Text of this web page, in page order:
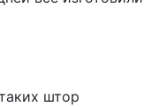
штор